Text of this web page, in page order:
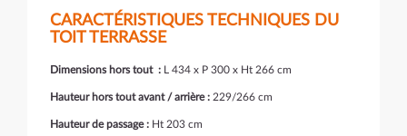
CARACTÉRISTIQUES TECHNIQUES DU
TOIT TERRASSE
Dimensions hors tout : L 434 x P 300 x Ht 266 cm
Hauteur hors tout avant / arrière : 229/266 cm
Hauteur de passage : Ht 203 cm